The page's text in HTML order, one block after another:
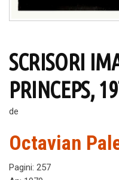
SCRISORI
PRINCEPS,
de
Octavian
Pagini: 257